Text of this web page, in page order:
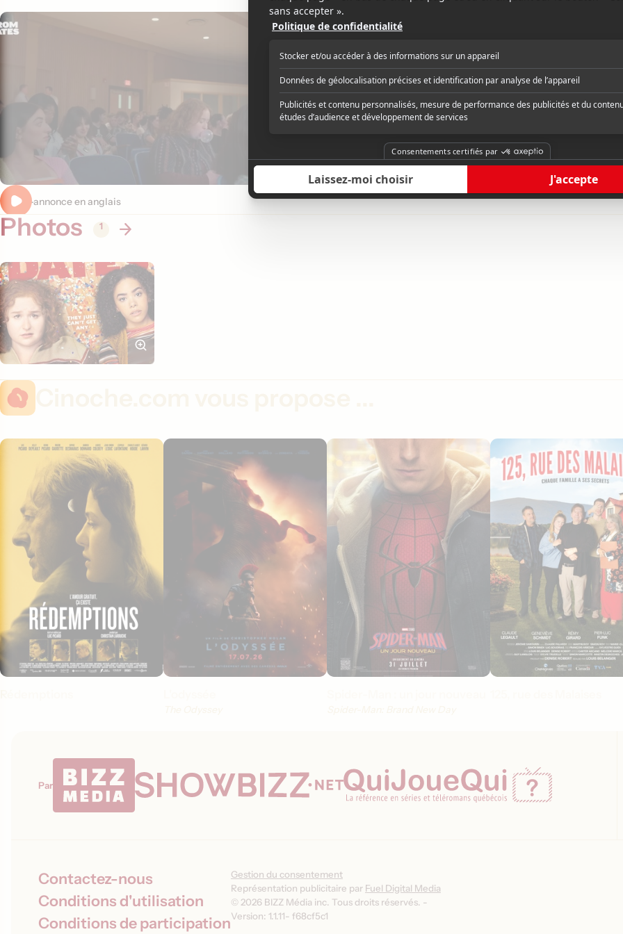
Bande-annonce en anglais
Photos 1
Par
Contactez-nous
Conditions d'utilisation
Conditions de participation
Gestion du consentement
Représentation publicitaire par Fuel Digital Media
© 2026 BIZZ Média inc. Tous droits réservés. -
Version: 1.1.11- f68cf5c1